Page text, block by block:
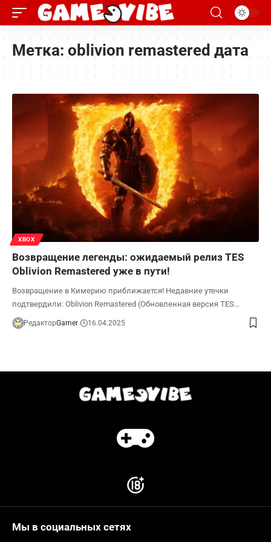
Метка:oblivion remastered дата
XBOX
Возвращение легенды: ожидаемый релиз TES
Oblivion Remastered уже в пути!
Возвращение в Кимерию приближается! Недавние утечки
подтвердили: Oblivion Remastered (Обновленная версия TES…
РедакторGamer 16.04.2025
Мы в социальных сетях